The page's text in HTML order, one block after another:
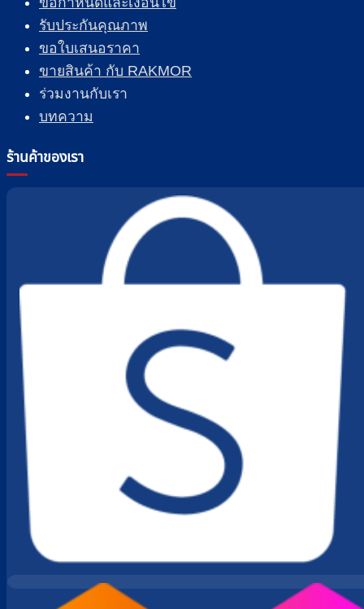
รับประกันคุณภาพ
ขอใบเสนอราคา
ขายสินค้า กับ RAKMOR
ร่วมงานกับเรา
บทความ
ร้านค้าของเรา